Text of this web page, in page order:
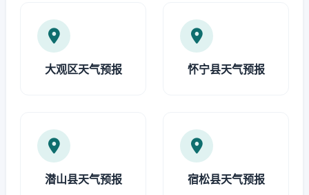
大观区天气预报 怀宁县天气预报
潜山县天气预报 宿松县天气预报